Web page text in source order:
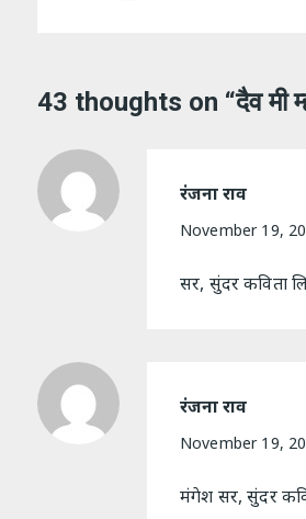
43 thoughts on “दैव मी
रंजना राव
November 19,
सर, सुंदर कविता
रंजना राव
November 19,
मंगेश सर, सुंदर